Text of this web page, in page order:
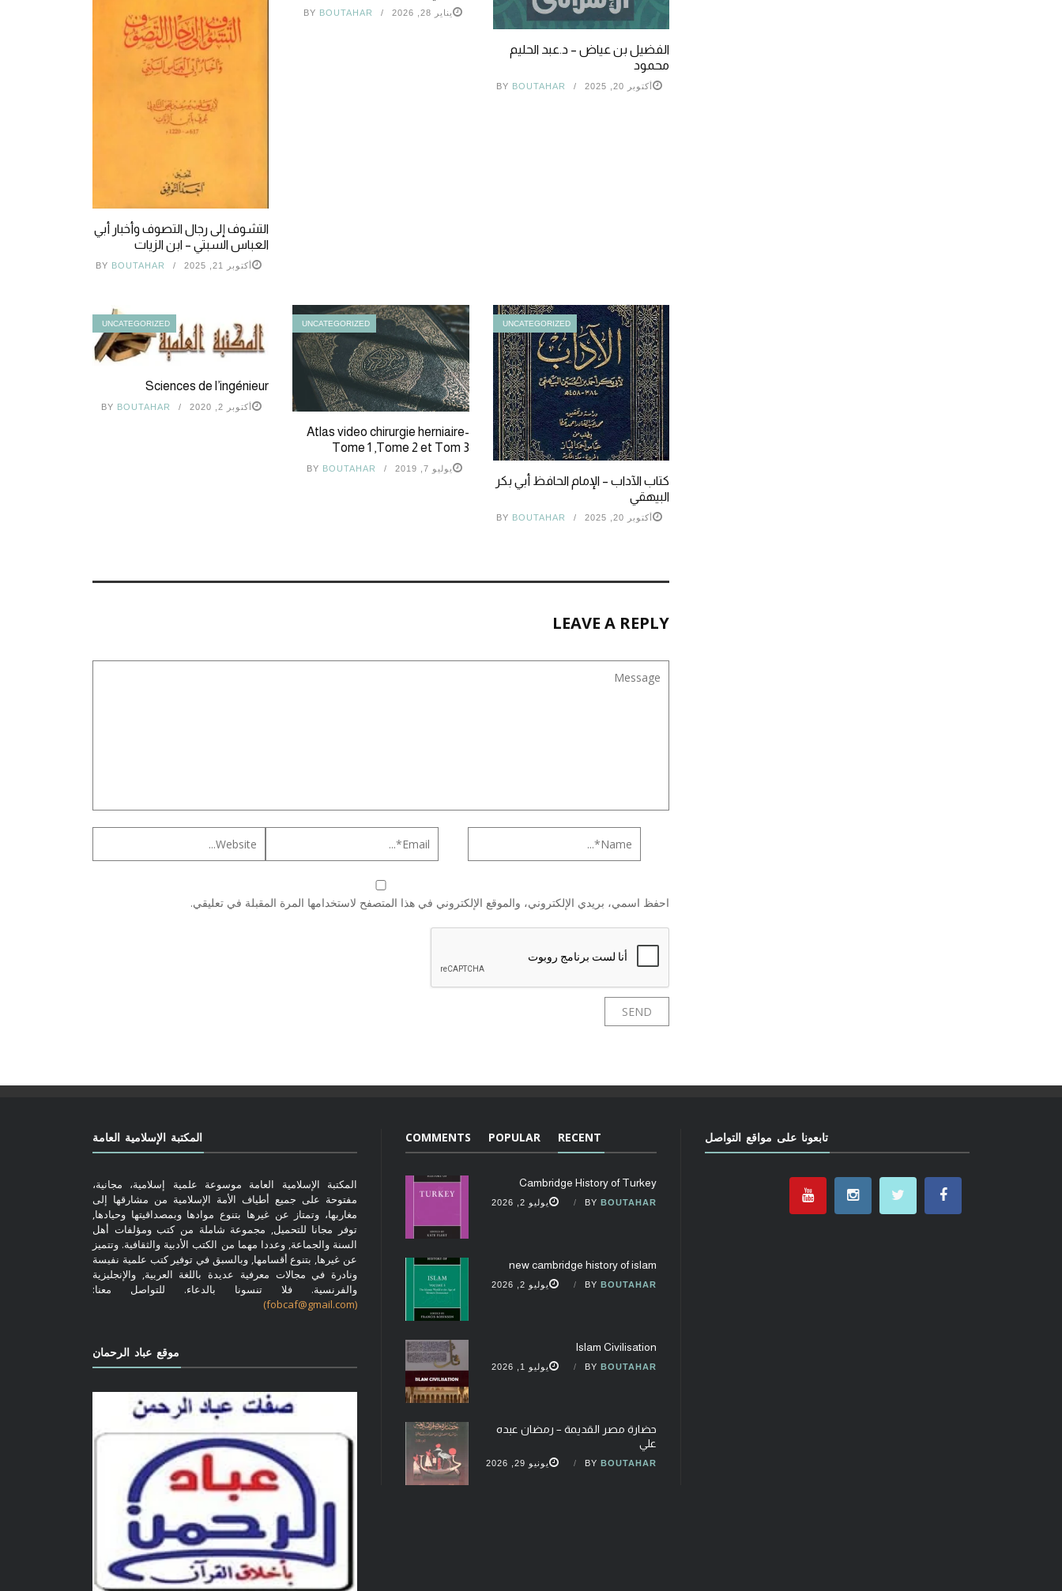
التشوف إلى رجال التصوف وأخبار أبي
العباس السبتي – ابن الزيات
أكتوبر 21, 2025 BY BOUTAHAR
يناير 28, 2026 BY BOUTAHAR
الفضيل بن عياض – د.عبد الحليم
محمود
أكتوبر 20, 2025 BY BOUTAHAR
UNCATEGORIZED
Sciences de l’ingénieur
أكتوبر 2, 2020 BY BOUTAHAR
UNCATEGORIZED
Atlas video chirurgie herniaire-
Tome 1 ,Tome 2 et Tom 3
يوليو 7, 2019 BY BOUTAHAR
UNCATEGORIZED
كتاب الآداب – الإمام الحافظ أبي بكر
البيهقي
أكتوبر 20, 2025 BY BOUTAHAR
LEAVE A REPLY
احفظ اسمي، بريدي الإلكتروني، والموقع الإلكتروني في هذا المتصفح لاستخدامها المرة المقبلة في تعليقي.
المكتبة الإسلامية العامة
المكتبة الإسلامية العامة موسوعة علمية إسلامية، مجانية،
مفتوحة على جميع أطياف الأمة الإسلامية من مشارقها إلى
مغاربها، وتمتاز عن غيرها بتنوع موادها وبمصداقيتها وحيادها,
توفر مجانا للتحميل, مجموعة شاملة من كتب ومؤلفات أهل
السنة والجماعة, وعددا مهما من الكتب الأدبية والثقافية. وتتميز
عن غيرها, بتنوع أقسامها, وبالسبق في توفير كتب علمية نفيسة
ونادرة في مجالات معرفية عديدة باللغة العربية, والإنجليزية
والفرنسية. فلا تنسونا بالدعاء. للتواصل معنا:
(fobcaf@gmail.com)
موقع عباد الرحمان
RECENT
POPULAR
COMMENTS
Cambridge History of Turkey
BY BOUTAHAR يوليو 2, 2026
new cambridge history of islam
BY BOUTAHAR يوليو 2, 2026
Islam Civilisation
BY BOUTAHAR يوليو 1, 2026
حضارة مصر القديمة – رمضان عبده
علي
BY BOUTAHAR يونيو 29, 2026
تابعونا على مواقع التواصل